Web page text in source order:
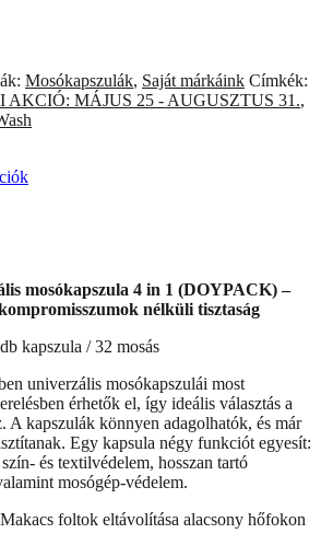
Mosókapszulák, Saját márkáink Címkék:
AKCIÓ: MÁJUS 25 - AUGUSZTUS 31.,
mosókapszula 4 in 1 (DOYPACK) –
nélküli tisztaság
kapszula / 32 mosás
univerzális mosókapszulái most
érhetők el, így ideális választás a
A kapszulák könnyen adagolhatók, és már
Egy kapsula négy funkciót egyesít:
és textilvédelem, hosszan tartó
mosógép-védelem.
foltok eltávolítása alacsony hőfokon